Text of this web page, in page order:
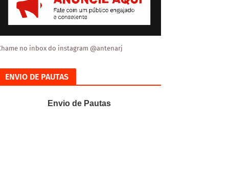
no inbox do instagram @antenarj
ENVIO DE PAUTAS
Envio de Pautas